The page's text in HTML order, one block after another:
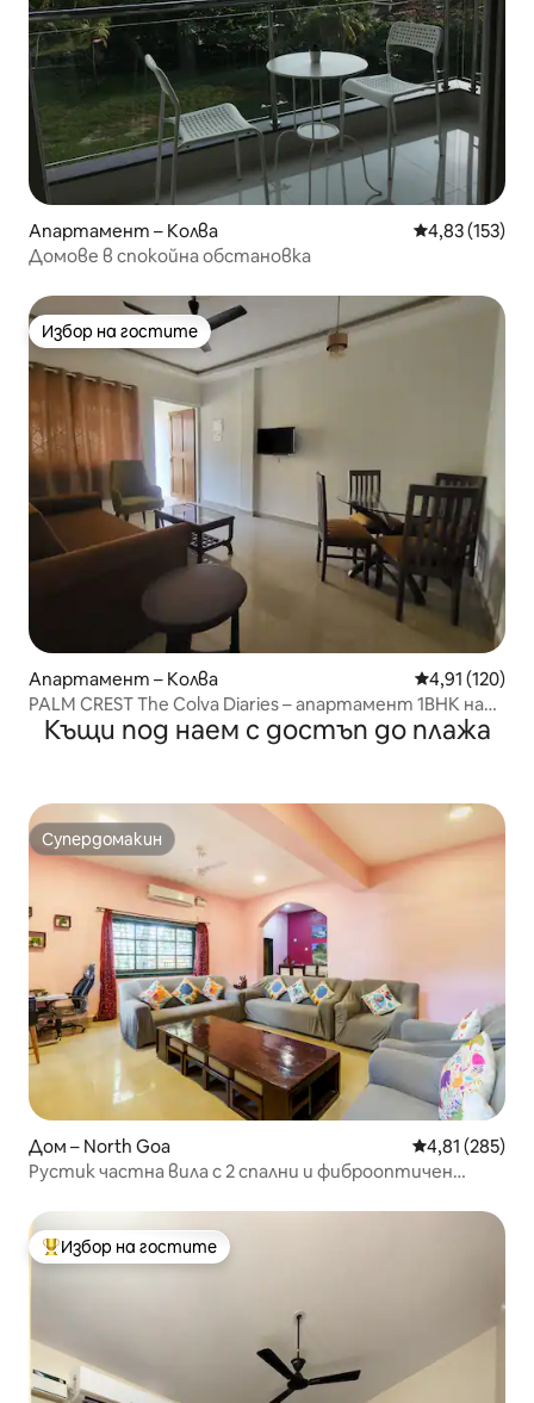
Апартамент – Колва Средна
4,83 (153)
Домове в спокойна обстановка
Избор на гостите
Избор на гостите
Апартамент – Колва Средна
4,91 (120)
PALM CREST The Colva Diaries – апартамент 1BHK на
приземен етаж
Къщи под наем с достъп до плажа
Супердомакин
Супердомакин
Дом – North Goa Средна
4,81 (285)
Рустик частна вила с 2 спални и фиброоптичен
Най-популярен избор на гостите
Избор на гостите